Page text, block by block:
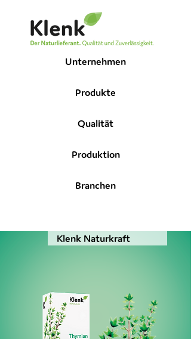
Unternehmen
Produkte
Qualität
Produktion
Branchen
Klenk Naturkraft